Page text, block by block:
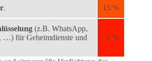
. 15 %
(z.B. WhatsApp,
…) für Geheimdienste und
6 %